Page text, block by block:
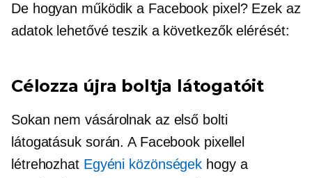
De hogyan működik a Facebook pixel? Ezek az
adatok lehetővé teszik a következők elérését:
Célozza újra boltja látogatóit
Sokan nem vásárolnak az első bolti
látogatásuk során. A Facebook pixellel
létrehozhat Egyéni közönségek hogy a